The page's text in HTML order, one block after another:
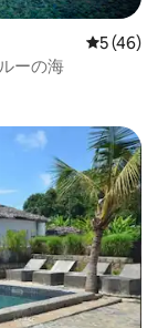
レビュー
5 (46)
ーの海